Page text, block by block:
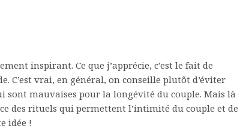
inspirant. Ce que j’apprécie, c’est le fait de
C’est vrai, en général, on conseille plutôt d’éviter
sont mauvaises pour la longévité du couple. Mais là
des rituels qui permettent l’intimité du couple et de
idée !